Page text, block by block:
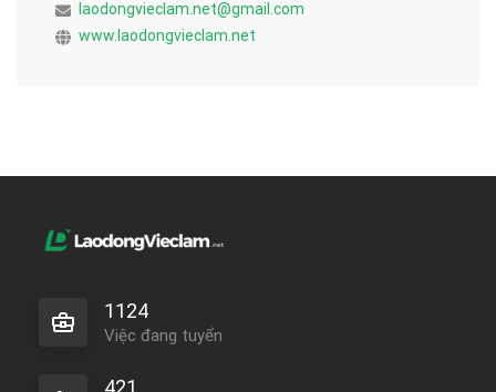
laodongvieclam.net@gmail.com
www.laodongvieclam.net
1124
Việc đang tuyển
421